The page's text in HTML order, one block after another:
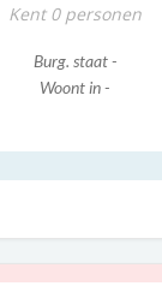
Kent 0 personen
Burg. staat -
Woont in -